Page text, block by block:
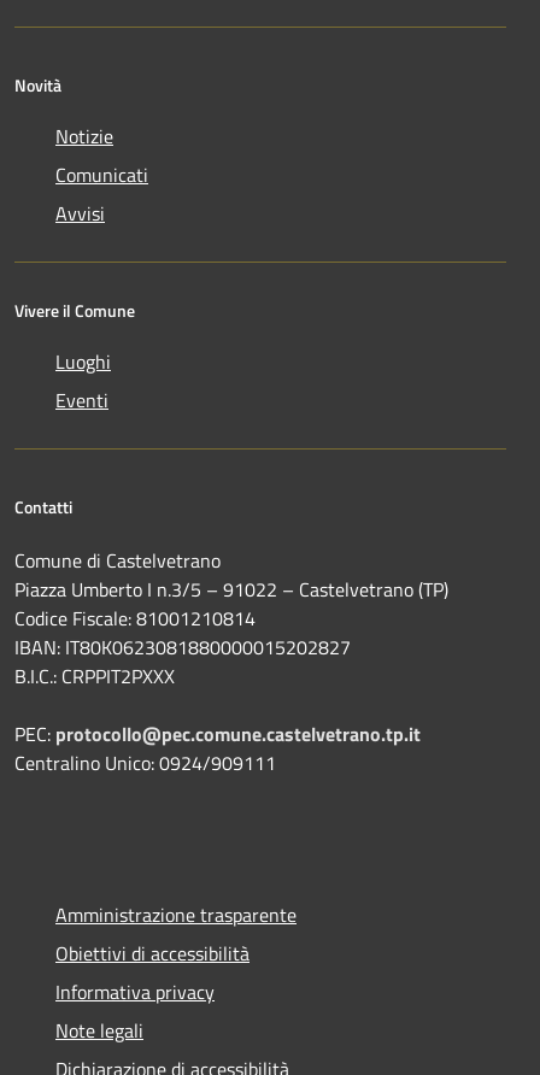
Novità
Notizie
Comunicati
Avvisi
Vivere il Comune
Luoghi
Eventi
Contatti
Comune di Castelvetrano
Piazza Umberto I n.3/5 – 91022 – Castelvetrano (TP)
Codice Fiscale: 81001210814
IBAN: IT80K0623081880000015202827
B.I.C.: CRPPIT2PXXX
PEC: protocollo@pec.comune.castelvetrano.tp.it
Centralino Unico: 0924/909111
Amministrazione trasparente
Obiettivi di accessibilità
Informativa privacy
Note legali